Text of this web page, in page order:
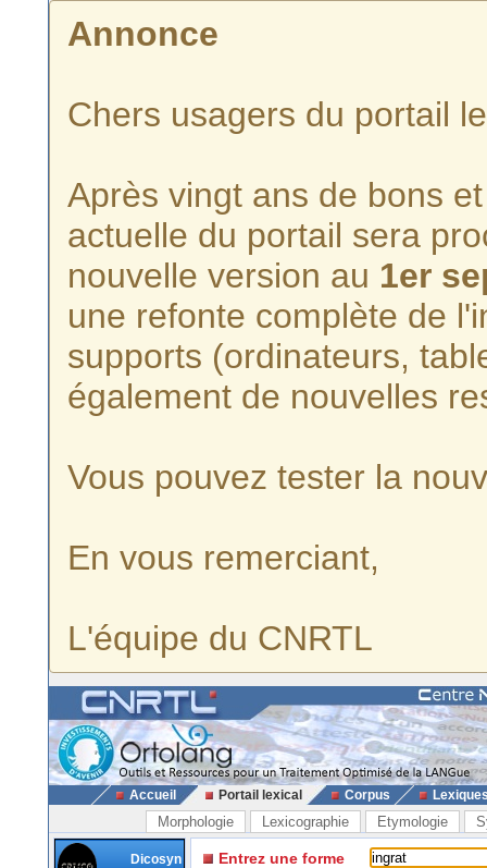
Annonce
Chers usagers du portail
Après vingt ans de bons
actuelle du portail sera
nouvelle version au 1er
une refonte complète de
supports (ordinateurs,
également de nouvelles
Vous pouvez tester la
En vous remerciant,
L'équipe du CNRTL
Accueil Portail lexical Corpus
Morphologie Lexicographie Etymologie
Dicosyn
Entrez une forme